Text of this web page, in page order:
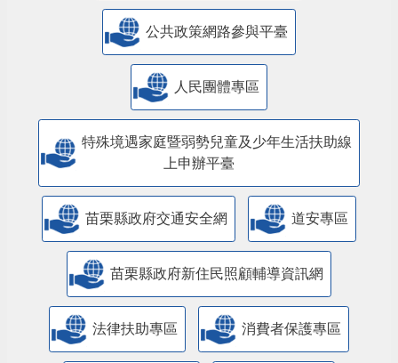
公共政策網路參與平臺
人民團體專區
特殊境遇家庭暨弱勢兒童及少年生活扶助線
上申辦平臺
苗栗縣政府交通安全網 道安專區
苗栗縣政府新住民照顧輔導資訊網
法律扶助專區 消費者保護專區